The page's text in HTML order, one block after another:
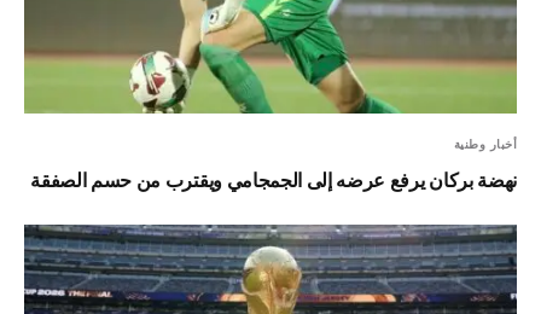
أخبار وطنية
نهضة بركان يرفع عرضه إلى الجمجامي ويقترب من حسم الصفقة